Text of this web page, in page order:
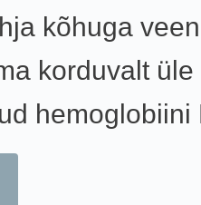
kõhuga
korduvalt üle
hemoglobiini